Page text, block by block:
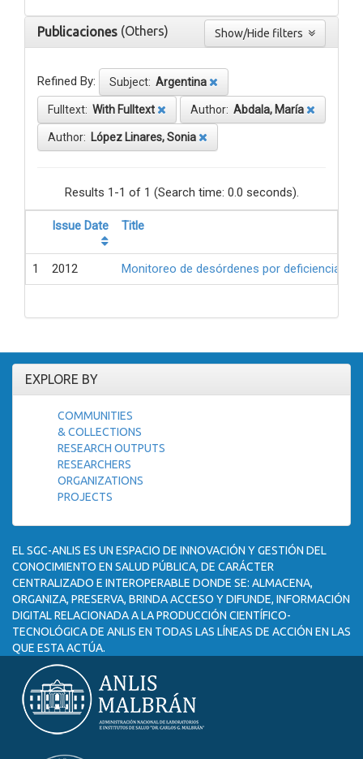
Publicaciones (Others)
Refined By: Subject: Argentina
Fulltext: With Fulltext Author: Abdala, María
Author: López Linares, Sonia
Results 1-1 of 1 (Search time: 0.0 seconds).
Issue Date Title
1 2012 Monitoreo de desórdenes por deficiencia
EXPLORE BY
COMMUNITIES
& COLLECTIONS
RESEARCH OUTPUTS
RESEARCHERS
ORGANIZATIONS
PROJECTS
EL SGC-ANLIS ES UN ESPACIO DE INNOVACIÓN Y GESTIÓN DEL
CONOCIMIENTO EN SALUD PÚBLICA, DE CARÁCTER
CENTRALIZADO E INTEROPERABLE DONDE SE: ALMACENA,
ORGANIZA, PRESERVA, BRINDA ACCESO Y DIFUNDE, INFORMACIÓN
DIGITAL RELACIONADA A LA PRODUCCIÓN CIENTÍFICO-
TECNOLÓGICA DE ANLIS EN TODAS LAS LÍNEAS DE ACCIÓN EN LAS
QUE ESTA ACTÚA.